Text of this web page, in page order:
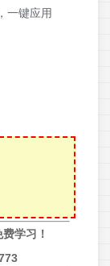
一键应用
学习！